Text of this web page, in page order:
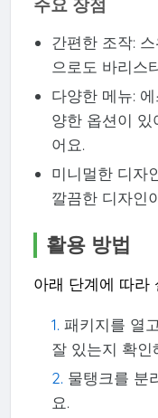
주요 장점
간편한 조작:
으로도 바리스
다양한 메뉴:
양한 옵션이
어요.
미니멀한 디자
깔끔한 디자인
활용 방법
아래 단계에 따라
패키지를 열
잘 있는지 확인
물탱크를 분
요.